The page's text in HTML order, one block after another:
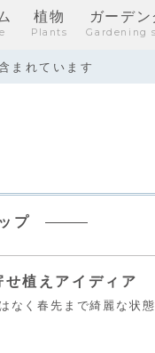
植物
Plants
ガーデ
Gardening
まれています
プ
植えアイディア
なく春先まで綺麗な状